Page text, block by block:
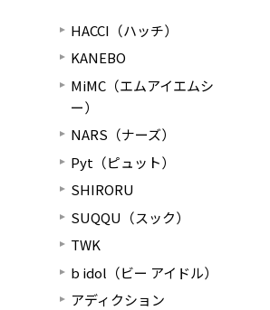
HACCI（ハッチ）
KANEBO
MiMC（エムアイエムシ
ー）
NARS（ナーズ）
Pyt（ピュット）
SHIRORU
SUQQU（スック）
TWK
b idol（ビー アイドル）
アディクション